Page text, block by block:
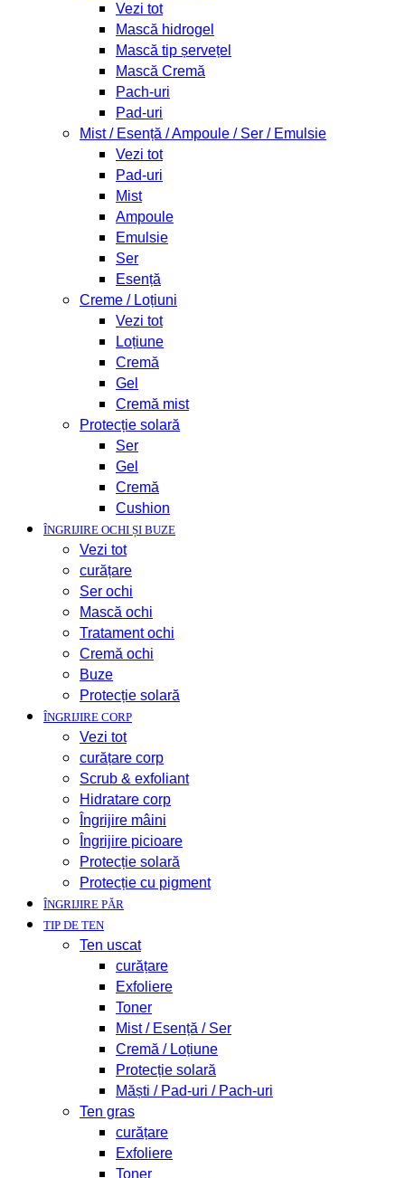
Vezi tot
Mască hidrogel
Mască tip șervețel
Mască Cremă
Pach-uri
Pad-uri
Mist / Esență / Ampoule / Ser / Emulsie
Vezi tot
Pad-uri
Mist
Ampoule
Emulsie
Ser
Esență
Creme / Loțiuni
Vezi tot
Loțiune
Cremă
Gel
Cremă mist
Protecție solară
Ser
Gel
Cremă
Cushion
ÎNGRIJIRE OCHI ȘI BUZE
Vezi tot
curățare
Ser ochi
Mască ochi
Tratament ochi
Cremă ochi
Buze
Protecție solară
ÎNGRIJIRE CORP
Vezi tot
curățare corp
Scrub & exfoliant
Hidratare corp
Îngrijire mâini
Îngrijire picioare
Protecție solară
Protecție cu pigment
ÎNGRIJIRE PĂR
TIP DE TEN
Ten uscat
curățare
Exfoliere
Toner
Mist / Esență / Ser
Cremă / Loțiune
Protecție solară
Măști / Pad-uri / Pach-uri
Ten gras
curățare
Exfoliere
Toner